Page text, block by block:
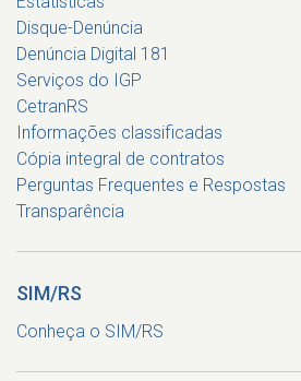
Disque-Denúncia
Denúncia Digital 181
Serviços do IGP
CetranRS
Informações classificadas
Cópia integral de contratos
Perguntas Frequentes e Respostas
Transparência
SIM/RS
Conheça o SIM/RS